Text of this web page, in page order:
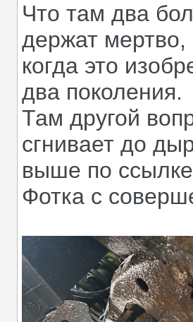
Что там два
держат
когда это
два поколения.
Там другой
сгнивает до
выше по
Фотка с